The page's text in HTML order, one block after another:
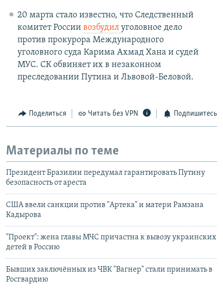
20 марта стало известно, что Следственный
комитет России возбудил уголовное дело
против прокурора Международного
уголовного суда Карима Ахмад Хана и судей
МУС. СК обвиняет их в незаконном
преследовании Путина и Львовой-Беловой.
Поделиться Читать без VPN Подпишитесь
Материалы по теме
Президент Бразилии передумал гарантировать Путину
безопасность от ареста
США ввели санкции против "Артека" и матери Рамзана
Кадырова
"Проект": жена главы МЧС причастна к вывозу украинских
детей в Россию
Бывших заключённых из ЧВК "Вагнер" стали принимать в
Росгвардию